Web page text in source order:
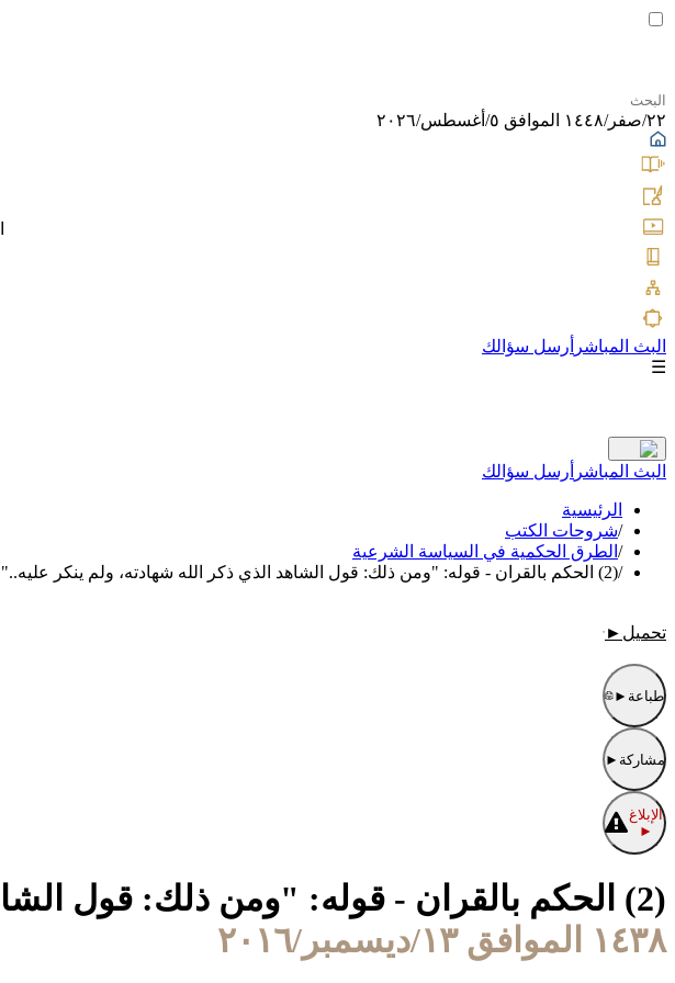
٢٢/صفر/١٤٤٨ الموافق ٥/أغسطس/٢٠٢٦
البث المباشر أرسل سؤالك
☰
البث المباشر أرسل سؤالك
الرئيسية
/شروحات الكتب
/ الطرق الحكمية في السياسة الشرعية
/(2) الحكم بالقران - قوله: "ومن ذلك: قول الشاهد الذي ذكر الله شهادته، ولم ينكر عليه.."
تحميل ►
طباعة ►
مشاركة ►
الإبلاغ
►
(2) الحكم بالقران - قوله: "ومن ذلك: قول الشاهد الذي ذكر الله شهادته، ولم ينكر عليه.."
١٤٣٨ الموافق ١٣/ديسمبر/٢٠١٦